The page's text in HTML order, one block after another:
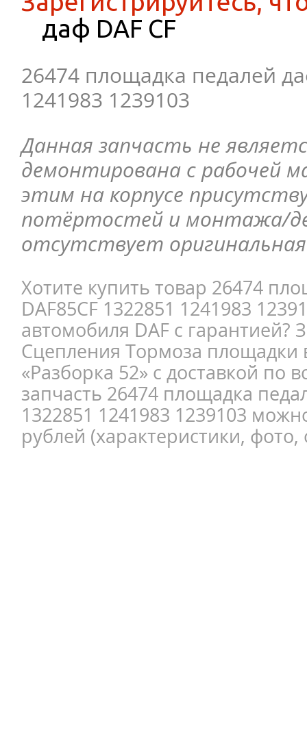
даф DAF CF
26474 площадка педалей
1241983 1239103
Данная запчасть не
демонтирована с рабочей
этим на корпусе
потёртостей и монтажа/
отсутствует оригинальная
Хотите купить товар 26474
DAF85CF 1322851 1241983
автомобиля DAF с гарантией?
Сцепления Тормоза площадки
«Разборка 52» с доставкой по
запчасть 26474 площадка
1322851 1241983 1239103
рублей (характеристики,